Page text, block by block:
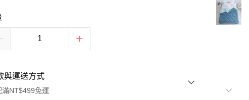
與運送方式
滿NT$499免運